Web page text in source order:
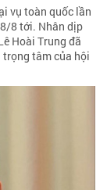
vụ toàn quốc lần
8 tới. Nhân dịp
Hoài Trung đã
tâm của hội